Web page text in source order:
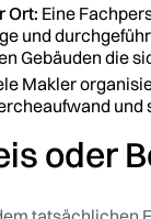
Ort: Eine
und
Gebäuden die
Makler
oder